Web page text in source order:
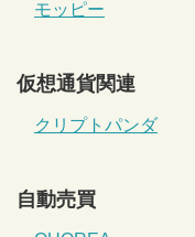
モッピー
仮想通貨関連
クリプトパンダ
自動売買